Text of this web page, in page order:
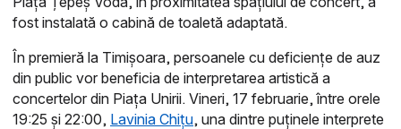
fost instalată o cabină de toaletă adaptată.
În premieră la Timișoara, persoanele cu deficiențe de auz
din public vor beneficia de interpretarea artistică a
concertelor din Piața Unirii. Vineri, 17 februarie, între orele
19:25 și 22:00, Lavinia Chițu, una dintre puținele interprete